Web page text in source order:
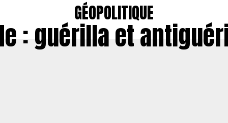
GÉOPOLITIQUE
: guérilla et